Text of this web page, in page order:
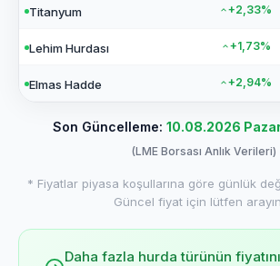
Titanyum +2,33%
Lehim Hurdası +1,73%
Elmas Hadde +2,94%
Son Güncelleme: 10.08.2026
(LME Borsası Anlık Verileri)
* Fiyatlar piyasa koşullarına göre günlük
Güncel fiyat için lütfen
Daha fazla hurda türünün